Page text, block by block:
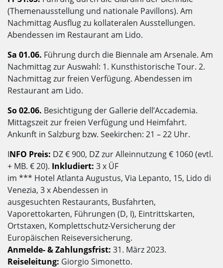
(Themenausstellung und nationale Pavillons). Am
Nachmittag Ausflug zu kollateralen Ausstellungen.
Abendessen im Restaurant am Lido.
Sa 01.06. Führung durch die Biennale am Arsenale. Am
Nachmittag zur Auswahl: 1. Kunsthistorische Tour. 2.
Nachmittag zur freien Verfügung. Abendessen im
Restaurant am Lido.
So 02.06. Besichtigung der Gallerie dell’Accademia.
Mittagszeit zur freien Verfügung und Heimfahrt.
Ankunft in Salzburg bzw. Seekirchen: 21 – 22 Uhr.
INFO Preis: DZ € 900, DZ zur Alleinnutzung € 1060 (evtl.
+ MB. € 20). Inkludiert: 3 x ÜF
im *** Hotel Atlanta Augustus, Via Lepanto, 15, Lido di
Venezia, 3 x Abendessen in
ausgesuchten Restaurants, Busfahrten,
Vaporettokarten, Führungen (D, I), Eintrittskarten,
Ortstaxen, Komplettschutz-Versicherung der
Europäischen Reiseversicherung.
Anmelde- & Zahlungsfrist: 31. März 2023.
Reiseleitung: Giorgio Simonetto.